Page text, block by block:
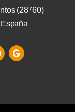
(28760)